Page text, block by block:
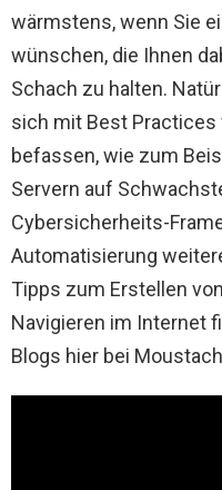
wärmstens, wenn Sie
wünschen, die Ihnen
Schach zu halten.
sich mit Best
befassen, wie zum
Servern auf
Cybersicherheits-
Automatisierung
Tipps zum Erstellen
Navigieren im Internet
Blogs hier bei